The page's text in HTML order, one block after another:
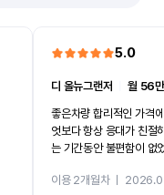
5.0
디 올뉴그랜저 ㅣ월 56
좋은차량 합리적인 가격
엇보다 항상 응대가 친절
는 기간동안 불편함이 없
카 렌트 고민없이 강추합
이용 2개월차ㅣ